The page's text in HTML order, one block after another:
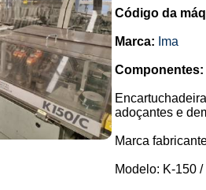
Código da
Marca: Ima
Componentes:
adoçantes e
Marca
Modelo: K-150 /